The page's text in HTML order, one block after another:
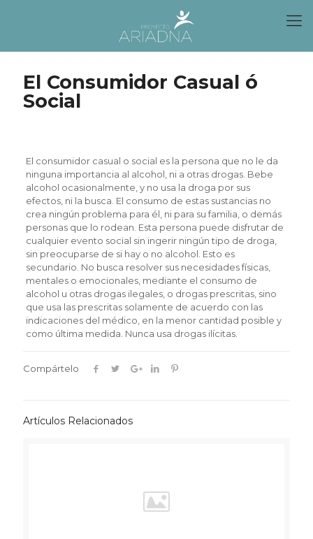
El Consumidor Casual ó
Social
El consumidor casual o social es la persona que no le da
ninguna importancia al alcohol, ni a otras drogas. Bebe
alcohol ocasionalmente, y no usa la droga por sus
efectos, ni la busca. El consumo de estas sustancias no
crea ningún problema para él, ni para su familia, o demás
personas que lo rodean. Esta persona puede disfrutar de
cualquier evento social sin ingerir ningún tipo de droga,
sin preocuparse de si hay o no alcohol. Esto es
secundario. No busca resolver sus necesidades físicas,
mentales o emocionales, mediante el consumo de
alcohol u otras drogas ilegales, o drogas prescritas, sino
que usa las prescritas solamente de acuerdo con las
indicaciones del médico, en la menor cantidad posible y
como última medida. Nunca usa drogas ilícitas.
Compártelo
Artículos Relacionados